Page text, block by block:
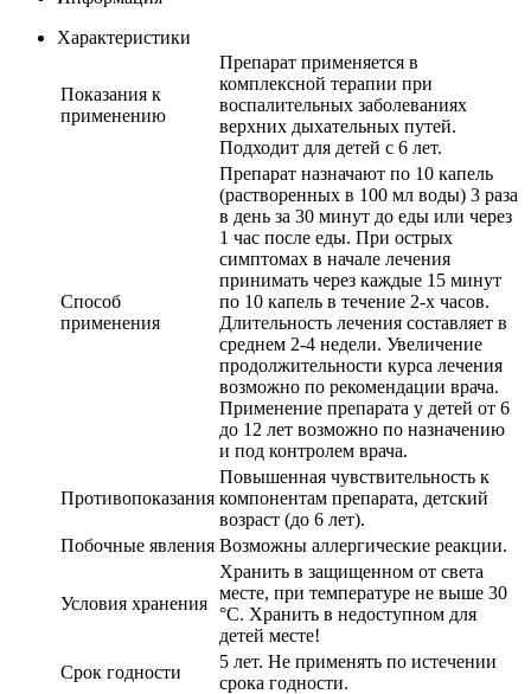
Характеристики
Показания к
применению
Препарат применяется в
комплексной терапии при
воспалительных заболеваниях
верхних дыхательных путей.
Подходит для детей с 6 лет.
Способ
применения
Препарат назначают по 10 капель
(растворенных в 100 мл воды) 3 раза
в день за 30 минут до еды или через
1 час после еды. При острых
симптомах в начале лечения
принимать через каждые 15 минут
по 10 капель в течение 2-х часов.
Длительность лечения составляет в
среднем 2-4 недели. Увеличение
продолжительности курса лечения
возможно по рекомендации врача.
Применение препарата у детей от 6
до 12 лет возможно по назначению
и под контролем врача.
Противопоказания
Повышенная чувствительность к
компонентам препарата, детский
возраст (до 6 лет).
Побочные явления Возможны аллергические реакции.
Условия хранения
Хранить в защищенном от света
месте, при температуре не выше 30
°С. Хранить в недоступном для
детей месте!
Срок годности
5 лет. Не применять по истечении
срока годности.